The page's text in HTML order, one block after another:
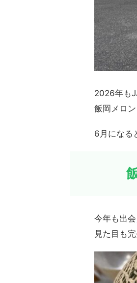
2026年も
飯岡メロ
6月になる
今年も出
見た目も完